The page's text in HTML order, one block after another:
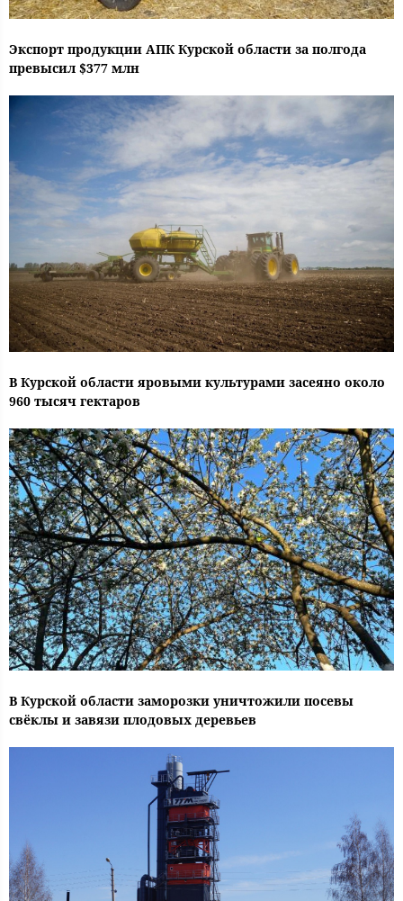
Экспорт продукции АПК Курской области за полгода
превысил $377 млн
В Курской области яровыми культурами засеяно около
960 тысяч гектаров
В Курской области заморозки уничтожили посевы
свёклы и завязи плодовых деревьев